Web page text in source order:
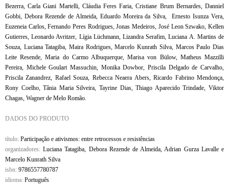
Bezerra, Carla Giani Martelli, Cláudia Feres Faria, Cristiane Brum Bernardes, Danniel
Gobbi, Debora Rezende de Almeida, Eduardo Moreira da Silva, Ernesto Isunza Vera,
Euzeneia Carlos, Fernando Peres Rodrigues, Jonas Medeiros, José Leon Szwako, Kellen
Gutierres, Leonardo Avritzer, Lígia Lüchmann, Lizandra Serafim, Luciana A. Martins de
Souza, Luciana Tatagiba, Maira Rodrigues, Marcelo Kunrath Silva, Marcos Paulo Dias
Leite Resende, Maria do Carmo Albuquerque, Marisa von Bülow, Matheus Mazzilli
Pereira, Michele Goulart Massuchin, Monika Dowbor, Priscila Delgado de Carvalho,
Priscila Zanandrez, Rafael Souza, Rebecca Neaera Abers, Ricardo Fabrino Mendonça,
Rony Coelho, Tânia Maria Silveira, Tayrine Dias, Thiago Aparecido Trindade, Viktor
Chagas, Wagner de Melo Romão.
DADOS DO PRODUTO
título: Participação e ativismos: entre retrocessos e resistências
organizadores:Luciana Tatagiba, Debora Rezende de Almeida, Adrian Gurza Lavalle e
Marcelo Kunrath Silva
isbn: 9786557780787
idioma: Português